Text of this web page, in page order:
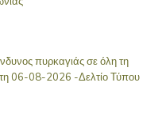
πυρκαγιάς σε όλη τη
06-08-2026 -Δελτίο Τύπου